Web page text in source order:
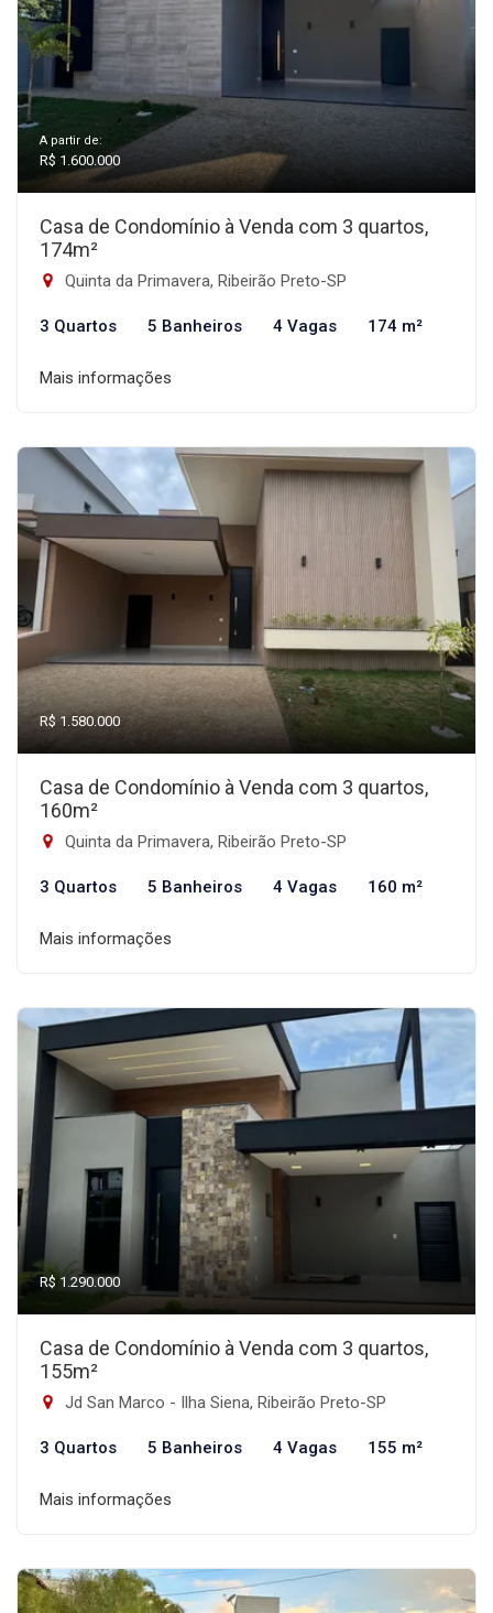
A partir de:
R$ 1.600.000
Casa de Condomínio à Venda com 3 quartos,
174m²
Quinta da Primavera, Ribeirão Preto-SP
3 Quartos 5 Banheiros 4 Vagas 174 m²
Mais informações
R$ 1.580.000
Casa de Condomínio à Venda com 3 quartos,
160m²
Quinta da Primavera, Ribeirão Preto-SP
3 Quartos 5 Banheiros 4 Vagas 160 m²
Mais informações
R$ 1.290.000
Casa de Condomínio à Venda com 3 quartos,
155m²
Jd San Marco - Ilha Siena, Ribeirão Preto-SP
3 Quartos 5 Banheiros 4 Vagas 155 m²
Mais informações